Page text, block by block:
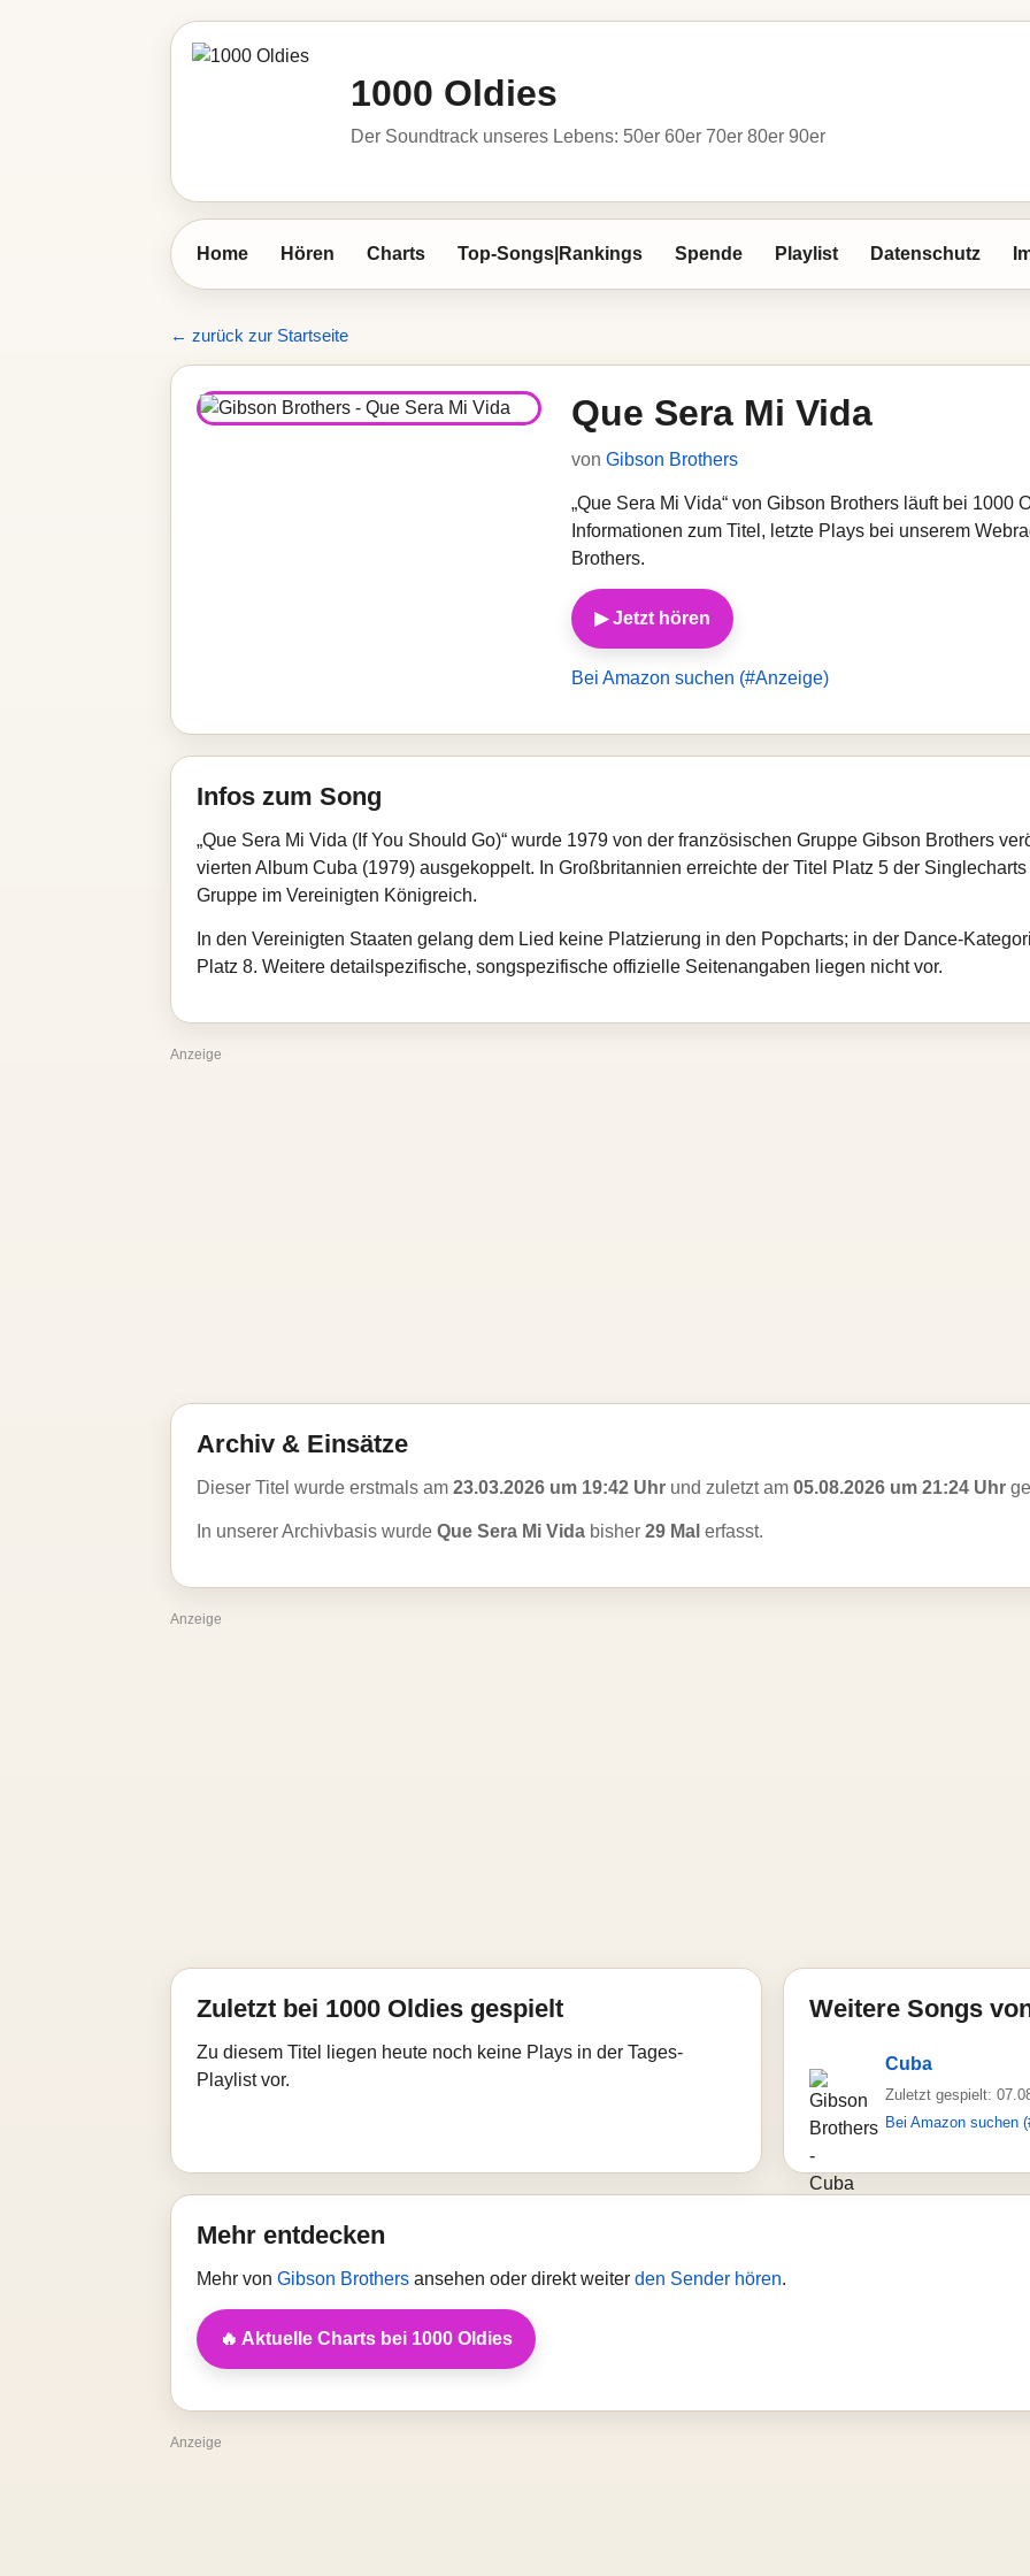
1000 Oldies
Der Soundtrack unseres Lebens: 50er 60er 70er 80er 90er
Home Hören Charts Top-Songs|Rankings Spende Playlist Datenschutz
← zurück zur Startseite
Que Sera Mi Vida
von Gibson Brothers
„Que Sera Mi Vida“ von Gibson Brothers läuft bei 1000
Informationen zum Titel, letzte Plays bei unserem
Brothers.
▶ Jetzt hören
Bei Amazon suchen (#Anzeige)
Infos zum Song
„Que Sera Mi Vida (If You Should Go)“ wurde 1979 von der französischen Gruppe Gibson Brothers
vierten Album Cuba (1979) ausgekoppelt. In Großbritannien erreichte der Titel Platz 5 der
Gruppe im Vereinigten Königreich.
In den Vereinigten Staaten gelang dem Lied keine Platzierung in den Popcharts; in der Dance-
Platz 8. Weitere detailspezifische, songspezifische offizielle Seitenangaben liegen nicht vor.
Anzeige
Archiv & Einsätze
Dieser Titel wurde erstmals am 23.03.2026 um 19:42 Uhr und zuletzt am 05.08.2026 um 21:24 Uhr
In unserer Archivbasis wurde Que Sera Mi Vida bisher 29 Mal erfasst.
Anzeige
Zuletzt bei 1000 Oldies gespielt
Zu diesem Titel liegen heute noch keine Plays in der Tages-
Playlist vor.
Weitere Songs
Cuba
Zuletzt gespielt:
Bei Amazon suchen
Mehr entdecken
Mehr von Gibson Brothers ansehen oder direkt weiter den Sender hören.
🔥 Aktuelle Charts bei 1000 Oldies
Anzeige